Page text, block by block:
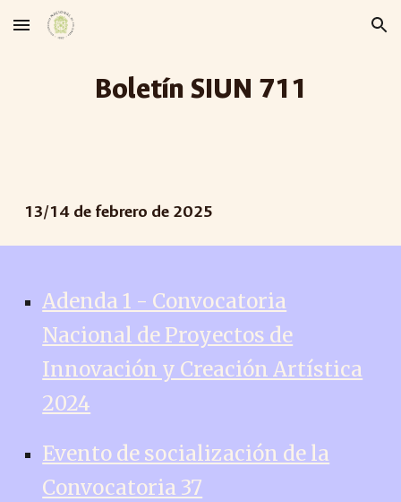
Skip to main content Skip to navigation
Boletín SIUN 711
13/14 de febrero de 2025
Adenda 1 - Convocatoria
Nacional de Proyectos de
Innovación y Creación Artística
2024
Evento de socialización de la
Convocatoria 37